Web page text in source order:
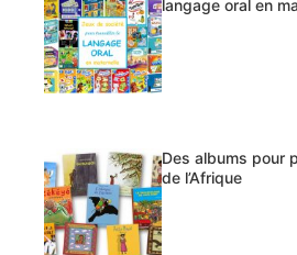
langage oral en
Des albums pour
de l’Afrique